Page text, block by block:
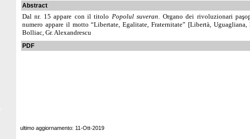
Abstract
Dal nr. 15 appare con il titolo Popolul suveran. Organo dei rivoluzionari
numero appare il motto “Libertate, Egalitate, Fraternitate” [Libertà,
Bolliac, Gr. Alexandrescu
PDF
ultimo aggiornamento: 11-Ott-2019